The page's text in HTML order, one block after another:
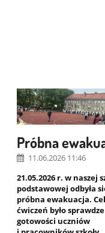
Próbna
11.06.2026 11:46
21.05.2026 r. w naszej
podstawowej odbyła
próbna ewakuacja.
ćwiczeń było
gotowości uczniów